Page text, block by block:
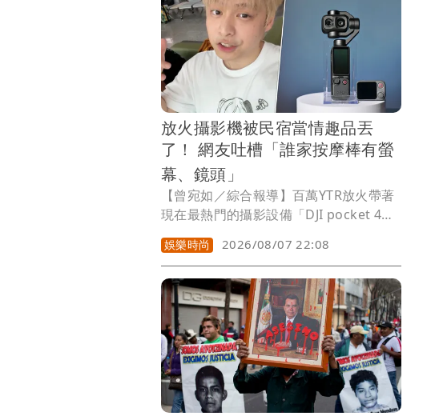
放火攝影機被民宿當情趣品丟
了！ 網友吐槽「誰家按摩棒有螢
幕、鏡頭」
【曾宛如／綜合報導】百萬YTR放火帶著
現在最熱門的攝影設備「DJI pocket 4
pro」去澎湖玩並拍片，不料忘在民宿
裡，因為素材都在裡面，他崩潰大哭，覺
得沒辦法呼吸，致電民宿確定被工作人員
當成垃圾丟掉了，他一度衝去有50噸垃圾
的集中地翻找，但最後還是沒找到，他與
民宿老闆已談妥賠償條件，但民宿清潔人
員聲稱「以為相機是按摩棒才丟」，網友
吐槽覺得難以置信，「誰家按摩棒會有螢
幕跟鏡頭」、「就算是按摩棒也不該擅自
扔掉客人物品」。
娛樂時尚 2026/08/07 22:08